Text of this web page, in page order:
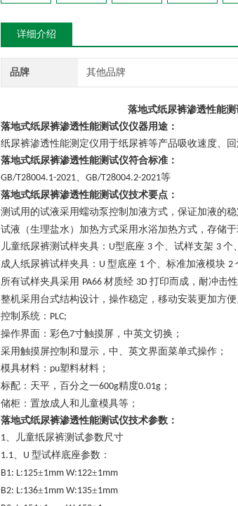
详细介绍
品牌 其他品牌
落地式纸尿裤渗透性能
落地式纸尿裤渗透性能测试仪仪器用途：
纸尿裤渗透性能测定仪用于纸尿裤等产品吸收速度、回
落地式纸尿裤渗透性能测试仪符合标准：
GB/T28004.1-2021、 GB/T28004.2-2021等
落地式纸尿裤渗透性能测试仪技术要点：
测试用的试液采用蠕动泵控制加液方式，保证加液的
试液（生理盐水）加热方式采用水浴加热方式，存储
儿童纸尿裤测试样夹具： U型底座 3 个、试样支架 3 个
成人纸尿裤试样夹具： U 型底座 1 个、标准加液模块 2
所有试样夹具采用 PA66 材质经 3D 打印而成，耐冲击
整机采用台式结构设计，操作稳定，移动安装更加方便
控制系统： PLC;
操作界面：彩色7寸触摸屏，中英文切换；
采用触摸屏控制和显示，中、英文界面菜单式操作；
模具材料： pu塑料材料；
标配：天平， 百分之一600g精度0.01g ；
储柜：置放成人和儿童模具等；
落地式纸尿裤渗透性能测试仪技术参数：
1、儿童纸尿裤测试参数尺寸
1.1、 U 型试样底座参数：
B1: L:125±1mm W:122±1mm
B2: L:136±1mm W:135±1mm